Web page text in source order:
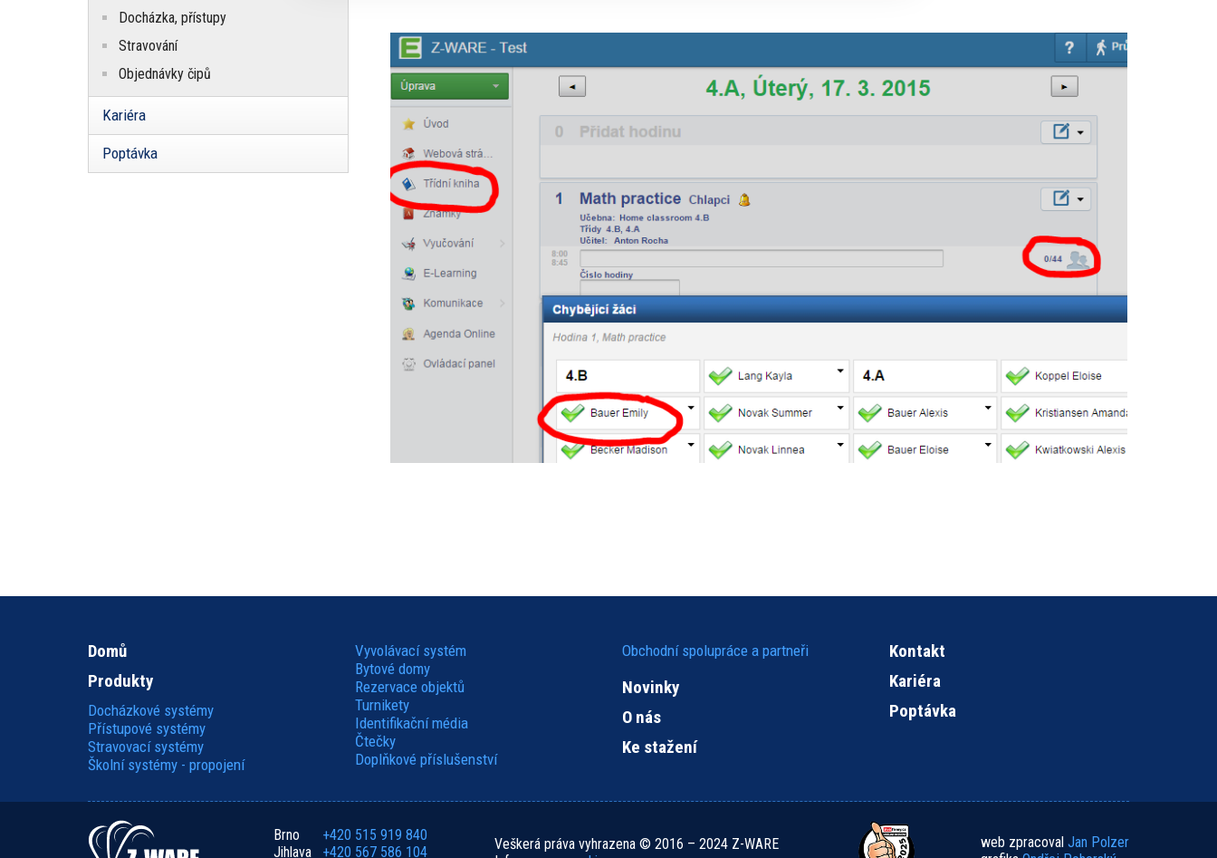
Docházka, přístupy
Stravování
Objednávky čipů
Kariéra
Poptávka
Hlavní
navigace
Domů
Produkty
Docházkové systémy
Přístupové systémy
Stravovací systémy
Školní systémy - propojení
Vyvolávací systém
Bytové domy
Rezervace objektů
Turnikety
Identifikační média
Čtečky
Doplňkové příslušenství
Obchodní spolupráce a partneři
Novinky
O nás
Ke stažení
Kontakt
Kariéra
Poptávka
Hlavní
Brno
+420 515 919 840
Jihlava
+420 567 586 104
Veškerá práva vyhrazena © 2016 – 2024 Z-WARE
web zpracoval Jan Polzer